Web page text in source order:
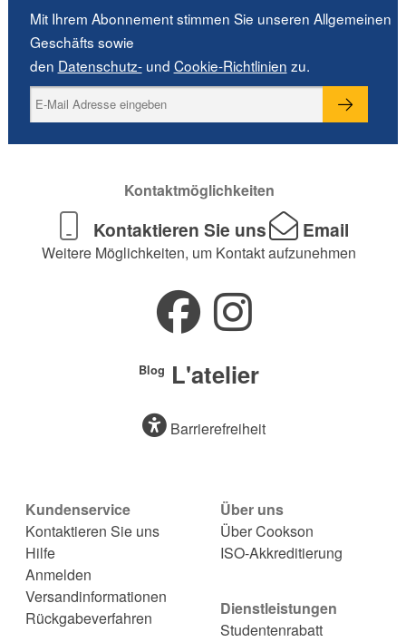
Mit Ihrem Abonnement stimmen Sie unseren Allgemeinen
Geschäfts sowie
den Datenschutz-und Cookie-Richtlinien zu.
Kontaktmöglichkeiten
Kontaktieren Sie uns Email
Weitere Möglichkeiten, um Kontakt aufzunehmen
Blog L'atelier
Barrierefreiheit
Kundenservice
Kontaktieren Sie uns
Hilfe
Anmelden
Versandinformationen
Rückgabeverfahren
Über uns
Über Cookson
ISO-Akkreditierung
Dienstleistungen
Studentenrabatt